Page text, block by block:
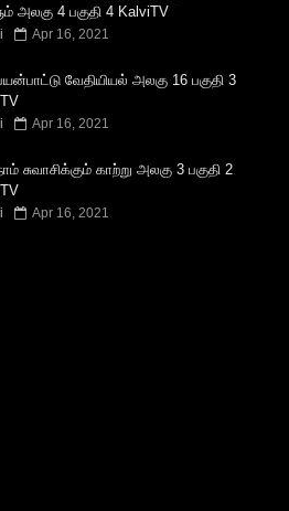
அலகு 4 பகுதி 4 KalviTV
Apr 16, 2021
வேதியியல் அலகு 16 பகுதி 3
Apr 16, 2021
சுவாசிக்கும் காற்று அலகு 3 பகுதி 2
Apr 16, 2021